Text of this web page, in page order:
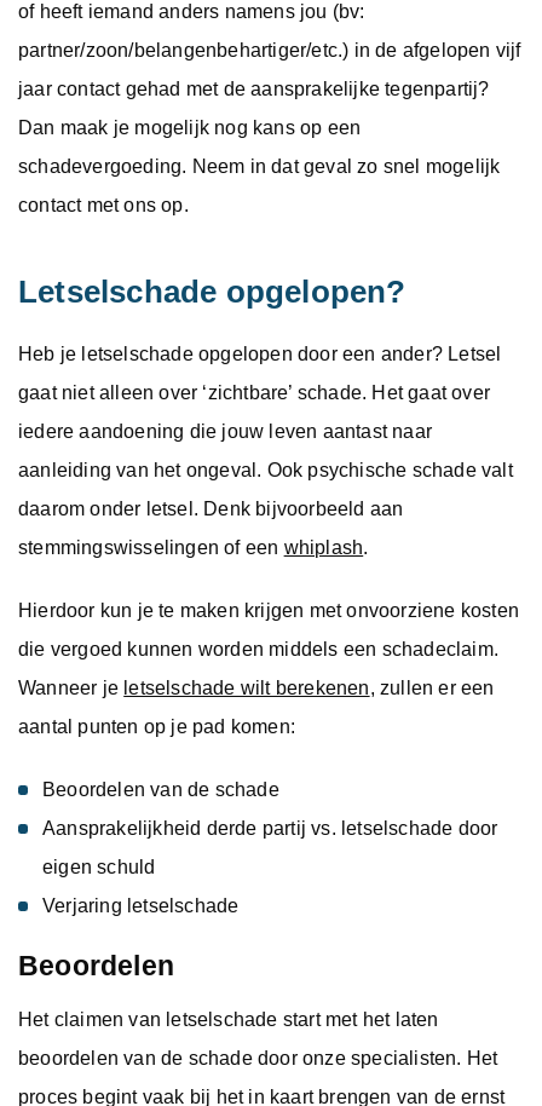
of heeft iemand anders namens jou (bv:
partner/zoon/belangenbehartiger/etc.) in de afgelopen vijf
jaar contact gehad met de aansprakelijke tegenpartij?
Dan maak je mogelijk nog kans op een
schadevergoeding. Neem in dat geval zo snel mogelijk
contact met ons op.
Letselschade opgelopen?
Heb je letselschade opgelopen door een ander? Letsel
gaat niet alleen over ‘zichtbare’ schade. Het gaat over
iedere aandoening die jouw leven aantast naar
aanleiding van het ongeval. Ook psychische schade valt
daarom onder letsel. Denk bijvoorbeeld aan
stemmingswisselingen of een whiplash.
Hierdoor kun je te maken krijgen met onvoorziene kosten
die vergoed kunnen worden middels een schadeclaim.
Wanneer je letselschade wilt berekenen, zullen er een
aantal punten op je pad komen:
Beoordelen van de schade
Aansprakelijkheid derde partij vs. letselschade door
eigen schuld
Verjaring letselschade
Beoordelen
Het claimen van letselschade start met het laten
beoordelen van de schade door onze specialisten. Het
proces begint vaak bij het in kaart brengen van de ernst